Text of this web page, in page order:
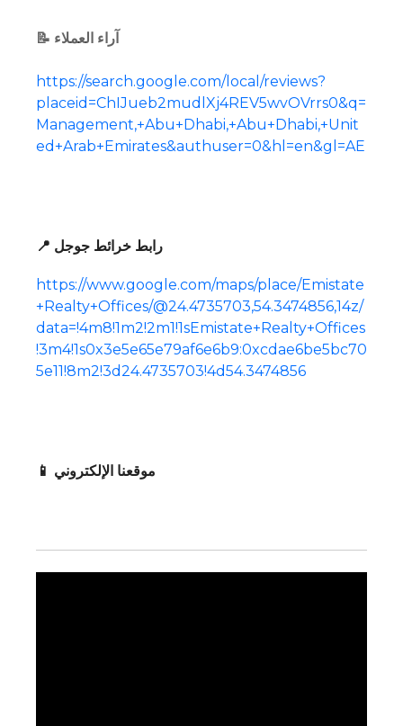
📝 آراء العملاء
https://search.google.com/local/reviews?
placeid=ChIJueb2mudlXj4REV5wvOVrrs0&q=
Management,+Abu+Dhabi,+Abu+Dhabi,+Unit
ed+Arab+Emirates&authuser=0&hl=en&gl=AE
📍 رابط خرائط جوجل
https://www.google.com/maps/place/Emistate
+Realty+Offices/@24.4735703,54.3474856,14z/
data=!4m8!1m2!2m1!1sEmistate+Realty+Offices
!3m4!1s0x3e5e65e79af6e6b9:0xcdae6be5bc70
5e11!8m2!3d24.4735703!4d54.3474856
📱 موقعنا الإلكتروني